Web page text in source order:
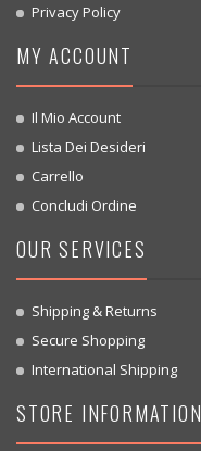
Privacy Policy
MY ACCOUNT
Il Mio Account
Lista Dei Desideri
Carrello
Concludi Ordine
OUR SERVICES
Shipping & Returns
Secure Shopping
International Shipping
STORE INFORMATION